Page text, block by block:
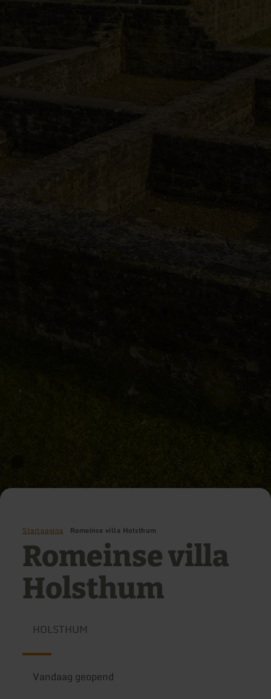
Startpagina Romeinse villa Holsthum
Romeinse villa
Holsthum
HOLSTHUM
Vandaag geopend